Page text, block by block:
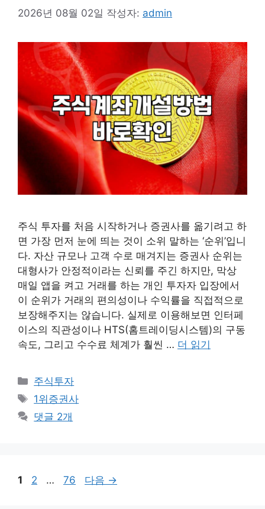
2026년 08월 02일 작성자: admin
주식 투자를 처음 시작하거나 증권사를 옮기려고 하
면 가장 먼저 눈에 띄는 것이 소위 말하는 ‘순위’입니
다. 자산 규모나 고객 수로 매겨지는 증권사 순위는
대형사가 안정적이라는 신뢰를 주긴 하지만, 막상
매일 앱을 켜고 거래를 하는 개인 투자자 입장에서
이 순위가 거래의 편의성이나 수익률을 직접적으로
보장해주지는 않습니다. 실제로 이용해보면 인터페
이스의 직관성이나 HTS(홈트레이딩시스템)의 구동
속도, 그리고 수수료 체계가 훨씬 … 더 읽기
카
테
리
주식투자
태
그
1위증권사
댓글 2개
페
1
페
2 …
페
76 다음 →